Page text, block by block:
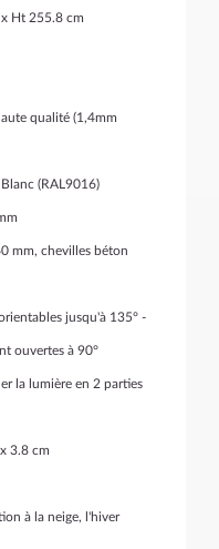
Ht 255.8 cm
qualité (1,4mm
(RAL9016)
mm, chevilles béton
jusqu'à 135° -
ouvertes à 90°
la lumière en 2 parties
3.8 cm
à la neige, l'hiver